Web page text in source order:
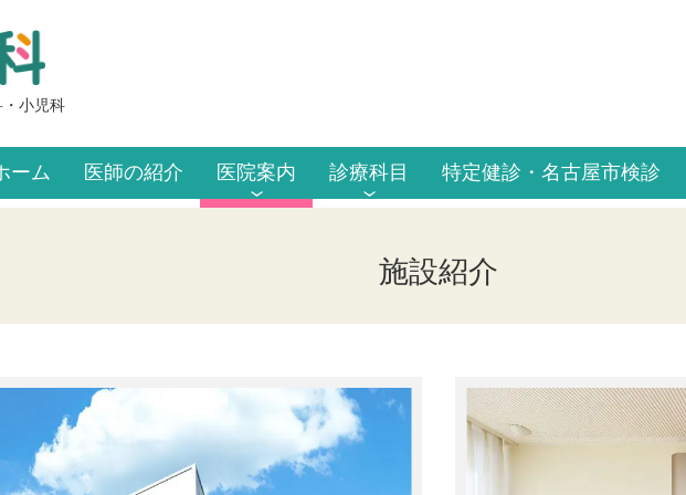
小児科
ーム 医師の紹介 医院案内 診療科目 特定健診・名古屋市検診
施設紹介